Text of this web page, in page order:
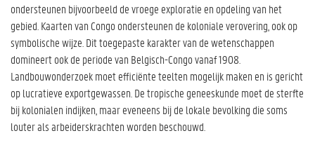
ondersteunen bijvoorbeeld de vroege exploratie en opdeling van het
gebied. Kaarten van Congo ondersteunen de koloniale verovering, ook op
symbolische wijze. Dit toegepaste karakter van de wetenschappen
domineert ook de periode van Belgisch-Congo vanaf 1908.
Landbouwonderzoek moet efficiënte teelten mogelijk maken en is gericht
op lucratieve exportgewassen. De tropische geneeskunde moet de sterfte
bij kolonialen indijken, maar eveneens bij de lokale bevolking die soms
louter als arbeiderskrachten worden beschouwd.